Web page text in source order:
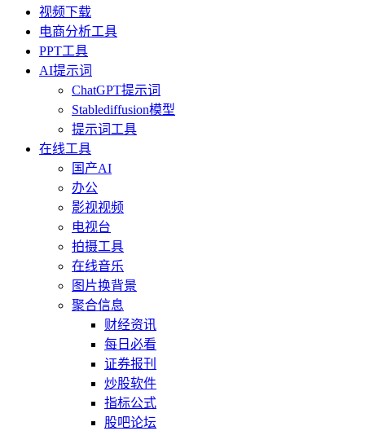
视频下载
电商分析工具
PPT工具
AI提示词
ChatGPT提示词
Stablediffusion模型
提示词工具
在线工具
国产AI
办公
影视视频
电视台
拍摄工具
在线音乐
图片换背景
聚合信息
财经资讯
每日必看
证券报刊
炒股软件
指标公式
股吧论坛